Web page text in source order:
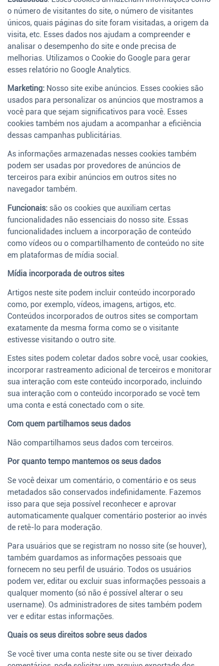
o número de visitantes do site, o número de visitantes
únicos, quais páginas do site foram visitadas, a origem da
visita, etc. Esses dados nos ajudam a compreender e
analisar o desempenho do site e onde precisa de
melhorias. Utilizamos o Cookie do Google para gerar
esses relatório no Google Analytics.
Marketing: Nosso site exibe anúncios. Esses cookies são
usados para personalizar os anúncios que mostramos a
você para que sejam significativos para você. Esses
cookies também nos ajudam a acompanhar a eficiência
dessas campanhas publicitárias.
As informações armazenadas nesses cookies também
podem ser usadas por provedores de anúncios de
terceiros para exibir anúncios em outros sites no
navegador também.
Funcionais: são os cookies que auxiliam certas
funcionalidades não essenciais do nosso site. Essas
funcionalidades incluem a incorporação de conteúdo
como vídeos ou o compartilhamento de conteúdo no site
em plataformas de mídia social.
Mídia incorporada de outros sites
Artigos neste site podem incluir conteúdo incorporado
como, por exemplo, vídeos, imagens, artigos, etc.
Conteúdos incorporados de outros sites se comportam
exatamente da mesma forma como se o visitante
estivesse visitando o outro site.
Estes sites podem coletar dados sobre você, usar cookies,
incorporar rastreamento adicional de terceiros e monitorar
sua interação com este conteúdo incorporado, incluindo
sua interação com o conteúdo incorporado se você tem
uma conta e está conectado com o site.
Com quem partilhamos seus dados
Não compartilhamos seus dados com terceiros.
Por quanto tempo mantemos os seus dados
Se você deixar um comentário, o comentário e os seus
metadados são conservados indefinidamente. Fazemos
isso para que seja possível reconhecer e aprovar
automaticamente qualquer comentário posterior ao invés
de retê-lo para moderação.
Para usuários que se registram no nosso site (se houver),
também guardamos as informações pessoais que
fornecem no seu perfil de usuário. Todos os usuários
podem ver, editar ou excluir suas informações pessoais a
qualquer momento (só não é possível alterar o seu
username). Os administradores de sites também podem
ver e editar estas informações.
Quais os seus direitos sobre seus dados
Se você tiver uma conta neste site ou se tiver deixado